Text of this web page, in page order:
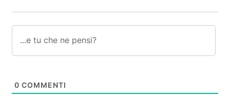
0 COMMENTI